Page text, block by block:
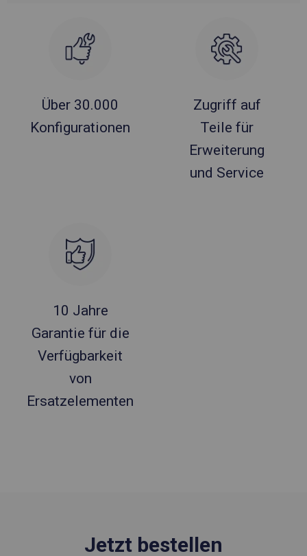
Über 30.000
Konfigurationen
Zugriff auf
Teile für
Erweiterung
und Service
10 Jahre
Garantie für die
Verfügbarkeit
von
Ersatzelementen
Jetzt bestellen